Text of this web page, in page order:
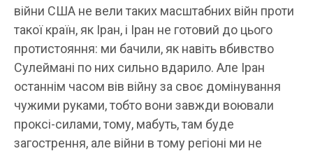
війни США не вели таких масштабних війн проти
такої країн, як Іран, і Іран не готовий до цього
протистояння: ми бачили, як навіть вбивство
Сулеймані по них сильно вдарило. Але Іран
останнім часом вів війну за своє домінування
чужими руками, тобто вони завжди воювали
проксі-силами, тому, мабуть, там буде
загострення, але війни в тому регіоні ми не